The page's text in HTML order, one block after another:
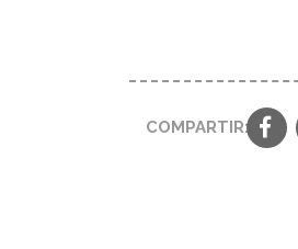
COMPARTIR: